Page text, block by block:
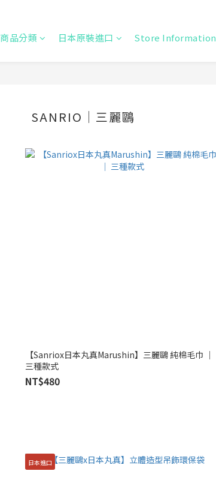
商品分類 日本原裝進口 Store Information
SANRIO｜三麗鷗
【Sanriox日本丸真Marushin】三麗鷗 純棉毛巾 ｜
三種款式
NT$480
日本進口